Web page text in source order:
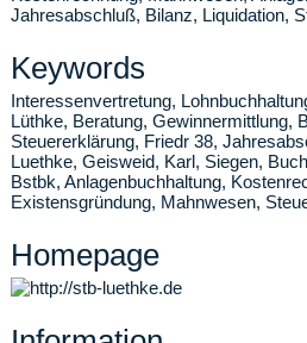
Jahresabschluß, Bilanz, Liquidation,
Keywords
Interessenvertretung,
Lüthke, Beratung, Gewinnermittlung,
Steuererklärung, Friedr 38,
Luethke, Geisweid, Karl, Siegen,
Bstbk, Anlagenbuchhaltung,
Existensgründung, Mahnwesen,
Homepage